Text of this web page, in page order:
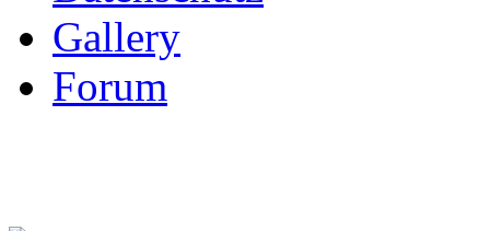
Gallery
Forum